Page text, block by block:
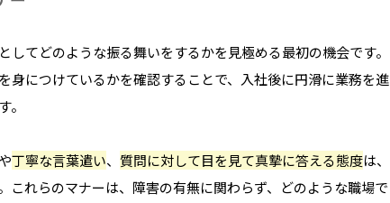
してどのような振る舞いをするかを見極める最初の機会です。
身につけているかを確認することで、入社後に円滑に業務を進
。
や丁寧な言葉遣い、 質問に対して目を見て真摯に答える態度は、
これらのマナーは、障害の有無に関わらず、どのような職場で